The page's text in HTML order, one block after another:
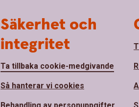
Säkerhet och
integritet
Ta tillbaka cookie-medgivande
Så hanterar vi cookies